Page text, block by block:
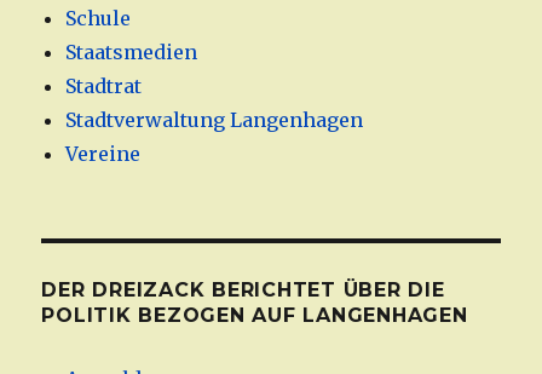
Schule
Staatsmedien
Stadtrat
Stadtverwaltung Langenhagen
Vereine
DER DREIZACK BERICHTET ÜBER DIE
POLITIK BEZOGEN AUF LANGENHAGEN